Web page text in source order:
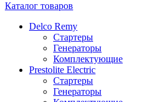
Каталог товаров
Delco Remy
Стартеры
Генераторы
Комплектующие
Prestolite Electric
Стартеры
Генераторы